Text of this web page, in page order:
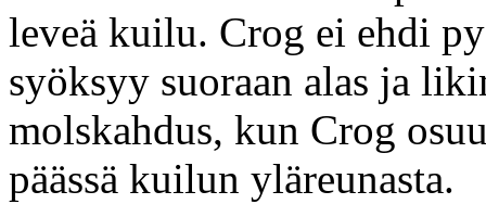
leveä kuilu. Crog ei ehdi
syöksyy suoraan alas ja
molskahdus, kun Crog
päässä kuilun yläreunasta.